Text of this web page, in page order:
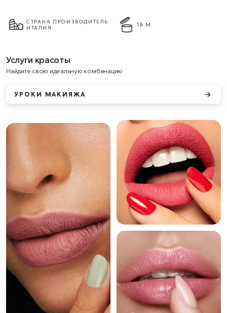
СТРАНА ПРОИЗВОДИТЕЛЬ
ИТАЛИЯ
18 М
Услуги красоты
Найдите свою идеальную комбинацию
УРОКИ МАКИЯЖА